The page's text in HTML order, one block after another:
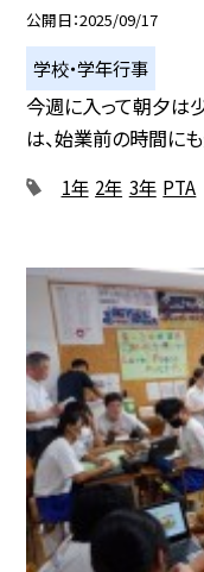
公開日 2025/09/17
学校・学年行事
今週に入って朝夕は
は、始業前の時間に
1年 2年 3年 PTA